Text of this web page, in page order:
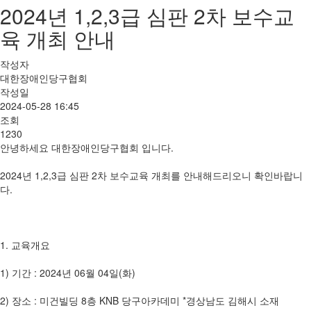
2024년 1,2,3급 심판 2차 보수교
육 개최 안내
작성자
대한장애인당구협회
작성일
2024-05-28 16:45
조회
1230
안녕하세요 대한장애인당구협회 입니다.
2024년 1,2,3급 심판 2차 보수교육 개최를 안내해드리오니 확인바랍니
다.
1. 교육개요
1) 기간 : 2024년 06월 04일(화)
2) 장소 : 미건빌딩 8층 KNB 당구아카데미 *경상남도 김해시 소재